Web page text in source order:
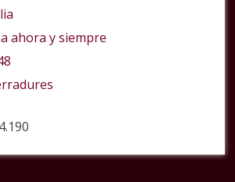
ahora y siempre
4.190